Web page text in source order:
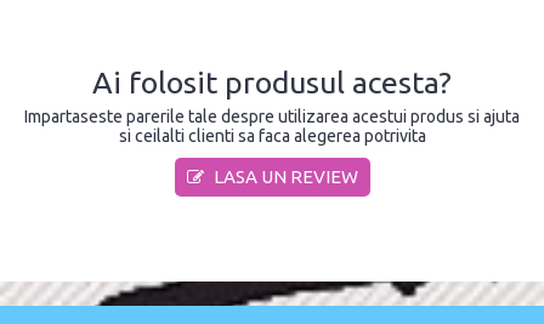
Ai folosit produsul acesta?
Impartaseste parerile tale despre utilizarea acestui produs si ajuta
si ceilalti clienti sa faca alegerea potrivita
LASA UN REVIEW